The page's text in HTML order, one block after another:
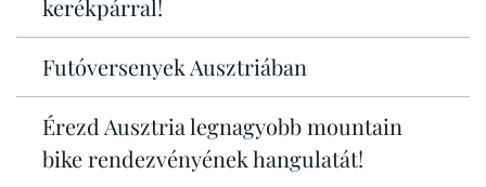
kerékpárral!
Futóversenyek Ausztriában
Érezd Ausztria legnagyobb mountain
bike rendezvényének hangulatát!